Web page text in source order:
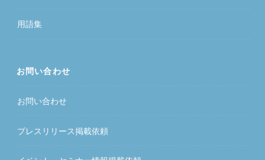
用語集
お問い合わせ
お問い合わせ
プレスリリース掲載依頼